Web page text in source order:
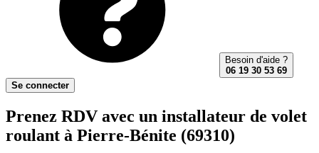
Besoin d'aide ?
06 19 30 53 69
Se connecter
Prenez RDV avec un installateur de volet
roulant à Pierre-Bénite (69310)